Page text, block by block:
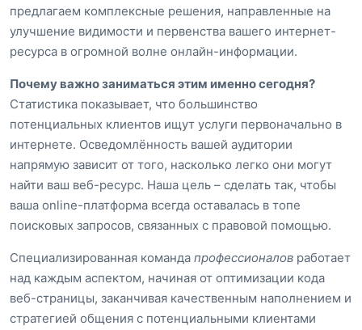
предлагаем комплексные решения, направленные на
улучшение видимости и первенства вашего интернет-
ресурса в огромной волне онлайн-информации.
Почему важно заниматься этим именно сегодня?
Статистика показывает, что большинство
потенциальных клиентов ищут услуги первоначально в
интернете. Осведомлённость вашей аудитории
напрямую зависит от того, насколько легко они могут
найти ваш веб-ресурс. Наша цель – сделать так, чтобы
ваша online-платформа всегда оставалась в топе
поисковых запросов, связанных с правовой помощью.
Специализированная команда профессионалов работает
над каждым аспектом, начиная от оптимизации кода
веб-страницы, заканчивая качественным наполнением и
стратегией общения с потенциальными клиентами